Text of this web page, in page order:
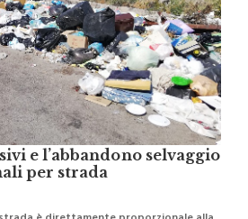
e l’abbandono selvaggio
per strada
è direttamente proporzionale alla